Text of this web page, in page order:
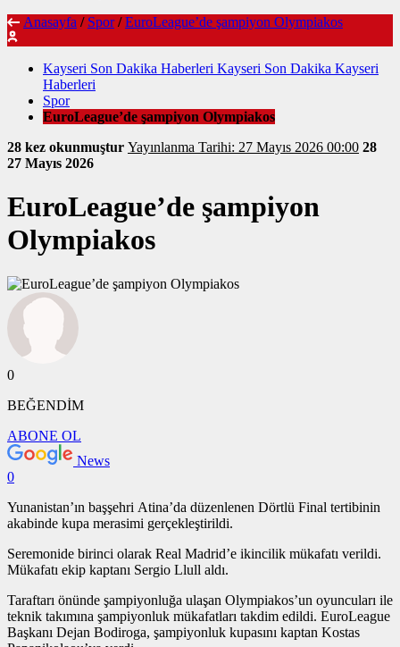
Anasayfa / Spor / EuroLeague’de şampiyon Olympiakos
Kayseri Son Dakika Haberleri Kayseri Son Dakika Kayseri
Haberleri
Spor
EuroLeague’de şampiyon Olympiakos
28 kez okunmuştur
Yayınlanma Tarihi: 27 Mayıs 2026 00:00 28
27 Mayıs 2026
EuroLeague’de şampiyon
Olympiakos
0
BEĞENDİM
ABONE OL
News
0
Yunanistan’ın başşehri Atina’da düzenlenen Dörtlü Final tertibinin
akabinde kupa merasimi gerçekleştirildi.
Seremonide birinci olarak Real Madrid’e ikincilik mükafatı verildi.
Mükafatı ekip kaptanı Sergio Llull aldı.
Taraftarı önünde şampiyonluğa ulaşan Olympiakos’un oyuncuları ile
teknik takımına şampiyonluk mükafatları takdim edildi. EuroLeague
Başkanı Dejan Bodiroga, şampiyonluk kupasını kaptan Kostas